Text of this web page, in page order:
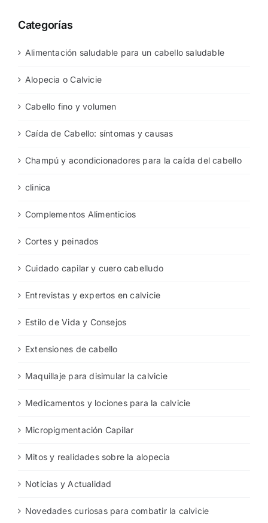
Categorías
Alimentación saludable para un cabello saludable
Alopecia o Calvicie
Cabello fino y volumen
Caída de Cabello: síntomas y causas
Champú y acondicionadores para la caída del cabello
clinica
Complementos Alimenticios
Cortes y peinados
Cuidado capilar y cuero cabelludo
Entrevistas y expertos en calvicie
Estilo de Vida y Consejos
Extensiones de cabello
Maquillaje para disimular la calvicie
Medicamentos y lociones para la calvicie
Micropigmentación Capilar
Mitos y realidades sobre la alopecia
Noticias y Actualidad
Novedades curiosas para combatir la calvicie